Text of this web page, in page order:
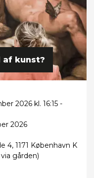
af kunst?
2026 kl. 16:15 -
2026
4, 1171 København K
gården)